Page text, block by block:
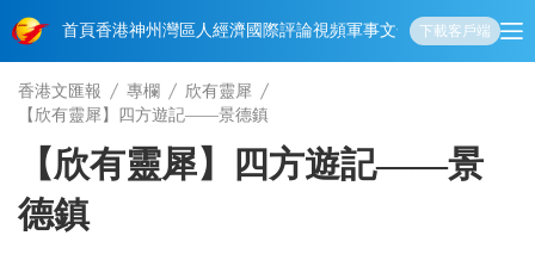
首頁香港神州 灣區人經濟國際評論視頻軍事文化 娛樂生活教育體
下載客戶端
香港文匯報 專欄
欣有靈犀
【欣有靈犀】四方遊記——景德鎮
【欣有靈犀】四方遊記——景
德鎮